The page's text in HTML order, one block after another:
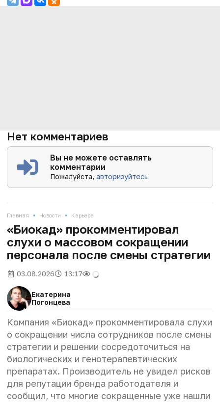
Нет комментариев
Вы не можете оставлять
комментарии
Пожалуйста,авторизуйтесь
Главная • Новости • Карьера
«Биокад» прокомментировал
слухи о массовом сокращении
персонала после смены стратегии
03.08.2026 13:17
Екатерина
Погонцева
Компания «Биокад» прокомментировала слухи
о сокращении числа сотрудников после смены
стратегии и решении сосредоточиться на
биологических и генотерапевтических
препаратах. Производитель не увидел рисков
для репутации бренда работодателя и
сообщил, что многие сокращенные уже нашли